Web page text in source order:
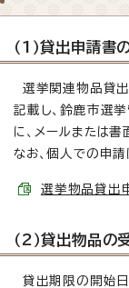
（1）貸出申請書
選挙関連物品貸出
記載し、鈴鹿市選
に、メールまたは書
なお、個人での申請
選挙物品貸出
（2）貸出物品の
貸出期限の開始日